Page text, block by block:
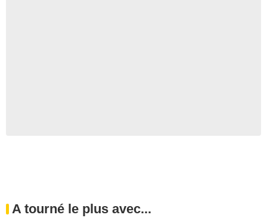
A tourné le plus avec...